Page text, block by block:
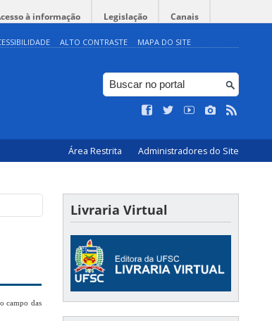
à informação Legislação Canais
ALTO CONTRASTE MAPA DO SITE
Área Restrita Administradores do Site
campo das
Livraria Virtual